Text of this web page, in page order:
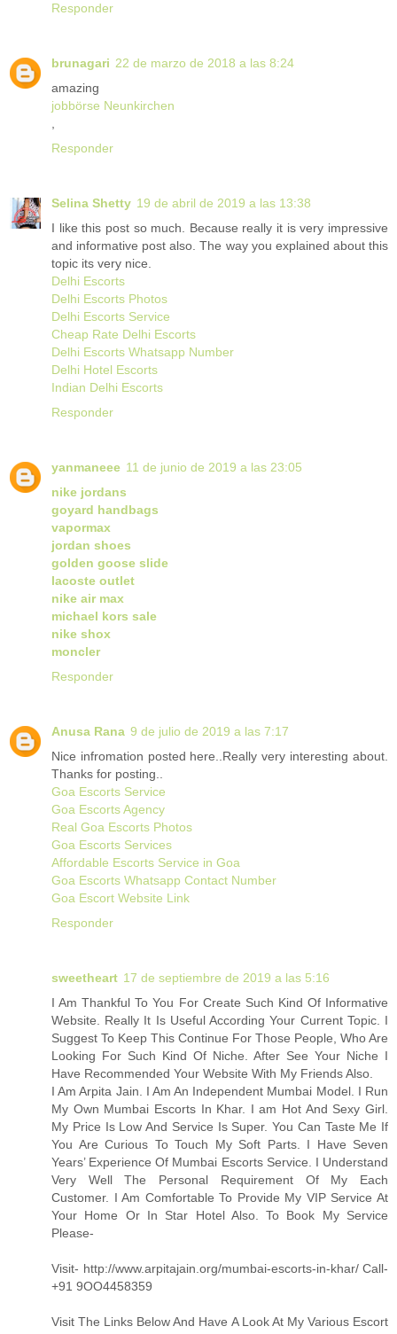
Responder
brunagari 22 de marzo de 2018 a las 8:24
amazing
jobbörse Neunkirchen
Responder
Selina Shetty 19 de abril de 2019 a las 13:38
I like this post so much. Because really it is very impressive
and informative post also. The way you explained about this
topic its very nice.
Delhi Escorts
Delhi Escorts Photos
Delhi Escorts Service
Cheap Rate Delhi Escorts
Delhi Escorts Whatsapp Number
Delhi Hotel Escorts
Indian Delhi Escorts
Responder
yanmaneee 11 de junio de 2019 a las 23:05
nike jordans
goyard handbags
vapormax
jordan shoes
golden goose slide
lacoste outlet
nike air max
michael kors sale
nike shox
moncler
Responder
Anusa Rana 9 de julio de 2019 a las 7:17
Nice infromation posted here..Really very interesting about.
Thanks for posting..
Goa Escorts Service
Goa Escorts Agency
Real Goa Escorts Photos
Goa Escorts Services
Affordable Escorts Service in Goa
Goa Escorts Whatsapp Contact Number
Goa Escort Website Link
Responder
sweetheart 17 de septiembre de 2019 a las 5:16
I Am Thankful To You For Create Such Kind Of Informative
Website. Really It Is Useful According Your Current Topic. I
Suggest To Keep This Continue For Those People, Who Are
Looking For Such Kind Of Niche. After See Your Niche I
Have Recommended Your Website With My Friends Also.
I Am Arpita Jain. I Am An Independent Mumbai Model. I Run
My Own Mumbai Escorts In Khar. I am Hot And Sexy Girl.
My Price Is Low And Service Is Super. You Can Taste Me If
You Are Curious To Touch My Soft Parts. I Have Seven
Years’ Experience Of Mumbai Escorts Service. I Understand
Very Well The Personal Requirement Of My Each
Customer. I Am Comfortable To Provide My VIP Service At
Your Home Or In Star Hotel Also. To Book My Service
Please-
Visit- http://www.arpitajain.org/mumbai-escorts-in-khar/ Call-
+91 9OO4458359
Visit The Links Below And Have A Look At My Various Escort